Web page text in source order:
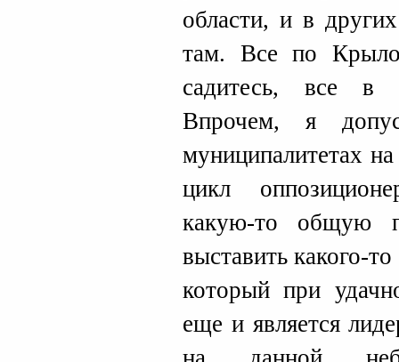
области, и в
там. Все по
садитесь, все в
Впрочем, я
муниципалитетах
цикл
какую-то общую
выставить какого-
который при
еще и является